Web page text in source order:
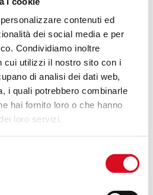
contenuti ed
dei social media e per
Condividiamo inoltre
cui utilizzi il nostro sito con i
di analisi dei dati web,
i quali potrebbero combinarle
hai fornito loro o che hanno
loro servizi.
dell’utilizzo
sulla qualità di
Whirlwind
elettrostatico.